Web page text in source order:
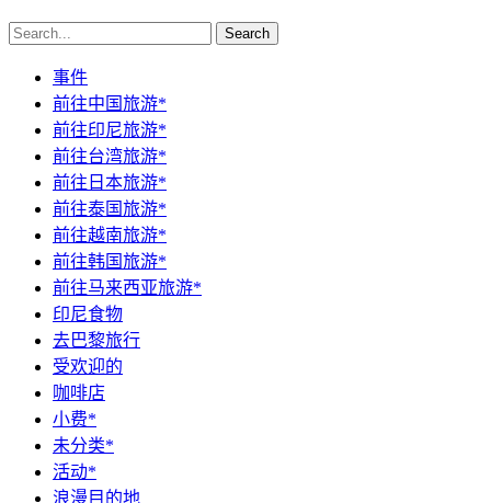
Search
事件
前往中国旅游*
前往印尼旅游*
前往台湾旅游*
前往日本旅游*
前往泰国旅游*
前往越南旅游*
前往韩国旅游*
前往马来西亚旅游*
印尼食物
去巴黎旅行
受欢迎的
咖啡店
小费*
未分类*
活动*
浪漫目的地